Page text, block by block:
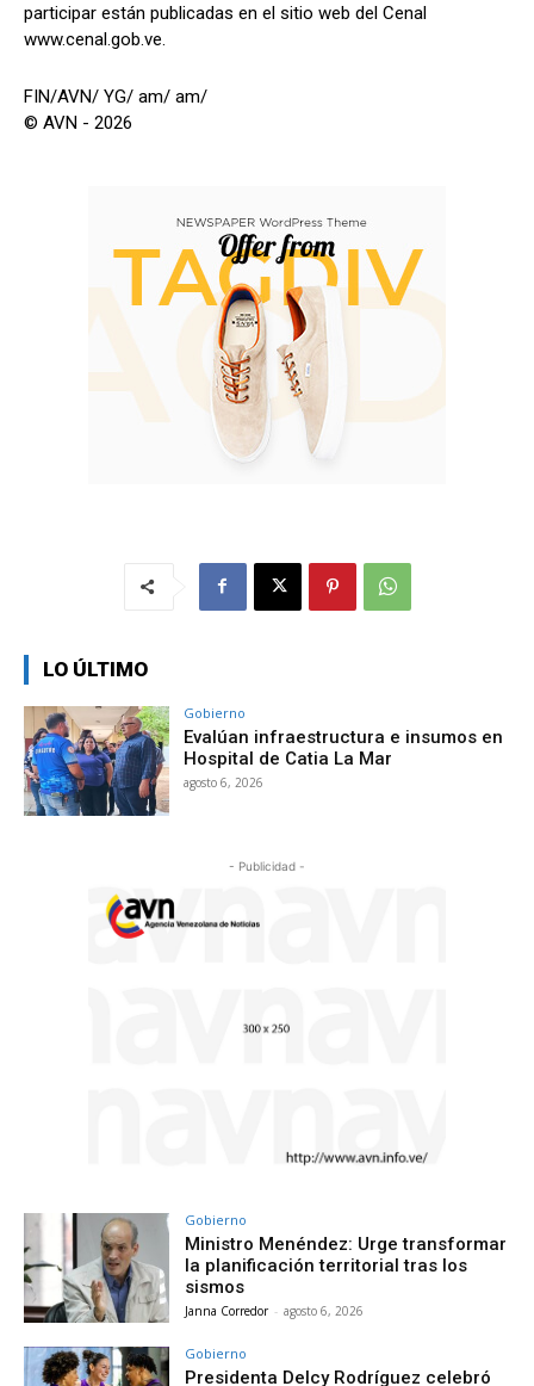
participar están publicadas en el sitio web del Cenal
www.cenal.gob.ve.
FIN/AVN/ YG/ am/ am/
© AVN - 2026
LO ÚLTIMO
Gobierno
Evalúan infraestructura e insumos en
Hospital de Catia La Mar
agosto 6, 2026
- Publicidad -
Gobierno
Ministro Menéndez: Urge transformar
la planificación territorial tras los
sismos
Janna Corredor - agosto 6, 2026
Gobierno
Presidenta Delcy Rodríguez celebró